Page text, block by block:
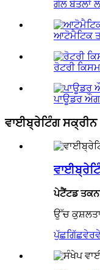
ਗੋਲ ਬੋਤਲਾਂ
ਆਟੋਮੈਟਿਕ
ਰੋਟਰੀ
ਪਾਊਡਰ
ਵਾਈਬ੍ਰੇਟਿੰਗ ਸਕ੍ਰੀਨ
ਪੇਟੈਂਟਡ
ਉੱਚ ਕੁਸ਼ਲਤਾ
ਪੁੱਛਗਿੱਛ